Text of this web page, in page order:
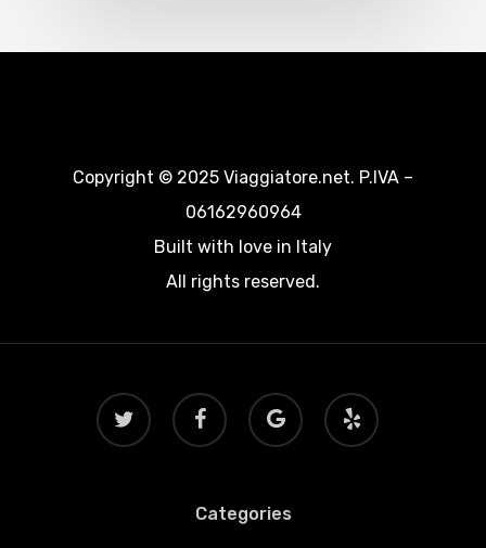
Copyright © 2025 Viaggiatore.net. P.IVA –
06162960964
Built with love in Italy
All rights reserved.
twitter facebook
google-
plus
yelp
Categories